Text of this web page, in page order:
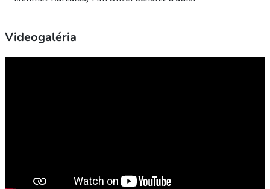
Videogaléria